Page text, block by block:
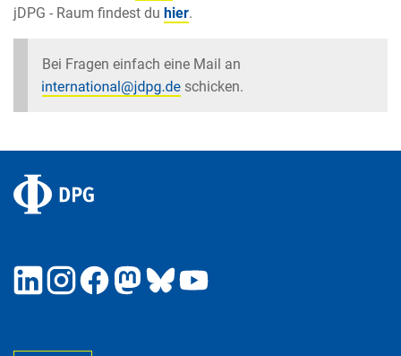
jDPG - Raum findest du hier.
Bei Fragen einfach eine Mail an
schicken.